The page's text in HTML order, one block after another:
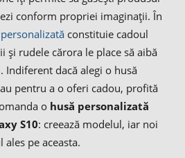
conform propriei imaginații. În
constituie cadoul
și rudele cărora le place să aibă
Indiferent dacă alegi o husă
pentru a o oferi cadou, profită
o husă personalizată
S10: creează modelul, iar noi
pe aceasta.